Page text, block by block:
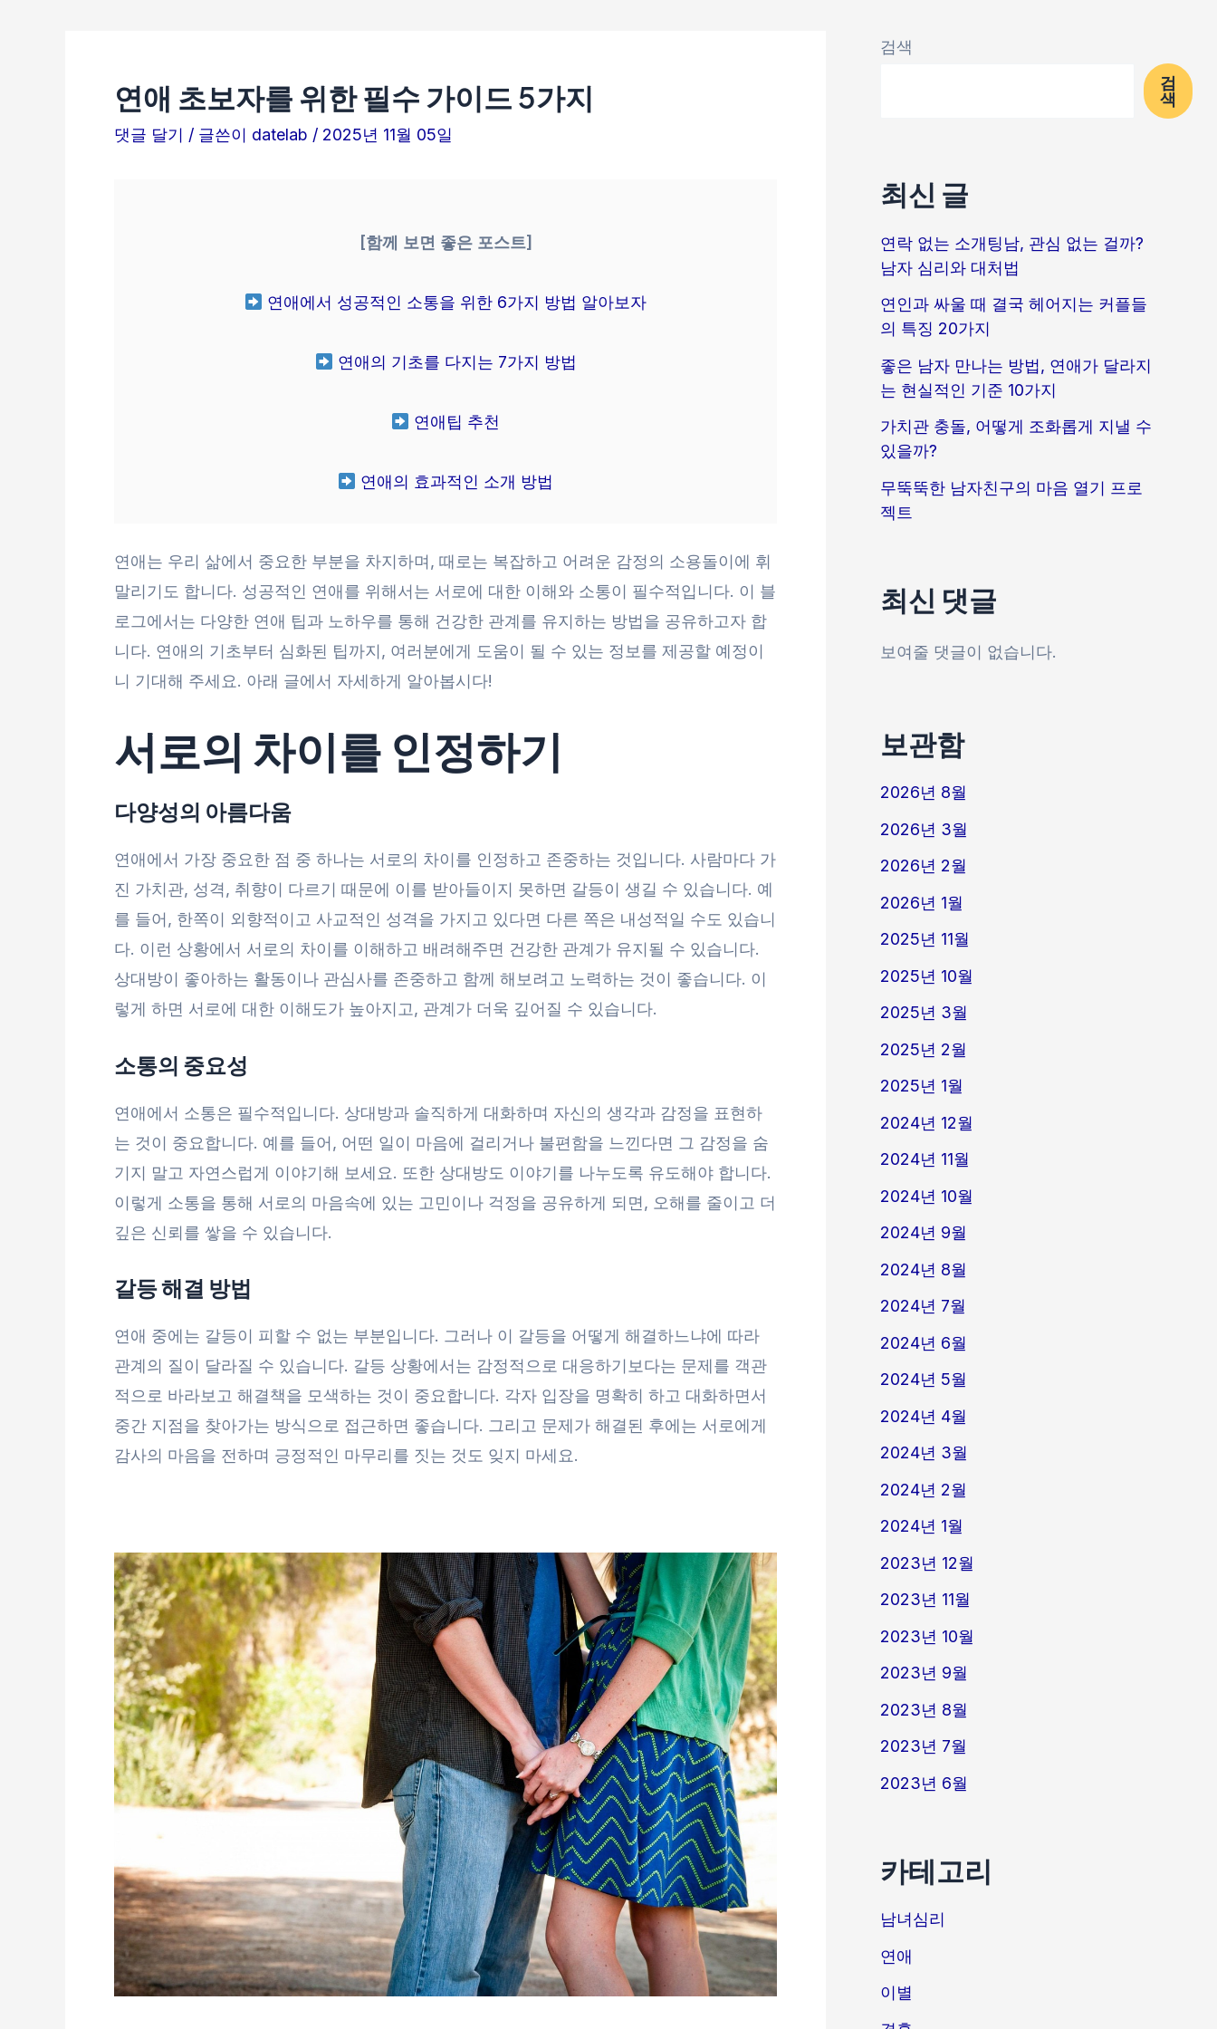
연애 초보자를 위한 필수 가이드 5가지
댓글 달기 / 글쓴이 datelab / 2025년 11월 05일
[함께 보면 좋은 포스트]
연애에서 성공적인 소통을 위한 6가지 방법 알아보자
연애의 기초를 다지는 7가지 방법
연애팁 추천
연애의 효과적인 소개 방법
연애는 우리 삶에서 중요한 부분을 차지하며, 때로는 복잡하고 어려운 감정의 소용돌이에 휘
말리기도 합니다. 성공적인 연애를 위해서는 서로에 대한 이해와 소통이 필수적입니다. 이 블
로그에서는 다양한 연애 팁과 노하우를 통해 건강한 관계를 유지하는 방법을 공유하고자 합
니다. 연애의 기초부터 심화된 팁까지, 여러분에게 도움이 될 수 있는 정보를 제공할 예정이
니 기대해 주세요. 아래 글에서 자세하게 알아봅시다!
서로의 차이를 인정하기
다양성의 아름다움
연애에서 가장 중요한 점 중 하나는 서로의 차이를 인정하고 존중하는 것입니다. 사람마다 가
진 가치관, 성격, 취향이 다르기 때문에 이를 받아들이지 못하면 갈등이 생길 수 있습니다. 예
를 들어, 한쪽이 외향적이고 사교적인 성격을 가지고 있다면 다른 쪽은 내성적일 수도 있습니
다. 이런 상황에서 서로의 차이를 이해하고 배려해주면 건강한 관계가 유지될 수 있습니다.
상대방이 좋아하는 활동이나 관심사를 존중하고 함께 해보려고 노력하는 것이 좋습니다. 이
렇게 하면 서로에 대한 이해도가 높아지고, 관계가 더욱 깊어질 수 있습니다.
소통의 중요성
연애에서 소통은 필수적입니다. 상대방과 솔직하게 대화하며 자신의 생각과 감정을 표현하
는 것이 중요합니다. 예를 들어, 어떤 일이 마음에 걸리거나 불편함을 느낀다면 그 감정을 숨
기지 말고 자연스럽게 이야기해 보세요. 또한 상대방도 이야기를 나누도록 유도해야 합니다.
이렇게 소통을 통해 서로의 마음속에 있는 고민이나 걱정을 공유하게 되면, 오해를 줄이고 더
깊은 신뢰를 쌓을 수 있습니다.
갈등 해결 방법
연애 중에는 갈등이 피할 수 없는 부분입니다. 그러나 이 갈등을 어떻게 해결하느냐에 따라
관계의 질이 달라질 수 있습니다. 갈등 상황에서는 감정적으로 대응하기보다는 문제를 객관
적으로 바라보고 해결책을 모색하는 것이 중요합니다. 각자 입장을 명확히 하고 대화하면서
중간 지점을 찾아가는 방식으로 접근하면 좋습니다. 그리고 문제가 해결된 후에는 서로에게
감사의 마음을 전하며 긍정적인 마무리를 짓는 것도 잊지 마세요.
검색
검
색
최신 글
연락 없는 소개팅남, 관심 없는 걸까?
남자 심리와 대처법
연인과 싸울 때 결국 헤어지는 커플들
의 특징 20가지
좋은 남자 만나는 방법, 연애가 달라지
는 현실적인 기준 10가지
가치관 충돌, 어떻게 조화롭게 지낼 수
있을까?
무뚝뚝한 남자친구의 마음 열기 프로
젝트
최신 댓글
보여줄 댓글이 없습니다.
보관함
2026년 8월
2026년 3월
2026년 2월
2026년 1월
2025년 11월
2025년 10월
2025년 3월
2025년 2월
2025년 1월
2024년 12월
2024년 11월
2024년 10월
2024년 9월
2024년 8월
2024년 7월
2024년 6월
2024년 5월
2024년 4월
2024년 3월
2024년 2월
2024년 1월
2023년 12월
2023년 11월
2023년 10월
2023년 9월
2023년 8월
2023년 7월
2023년 6월
카테고리
남녀심리
연애
이별